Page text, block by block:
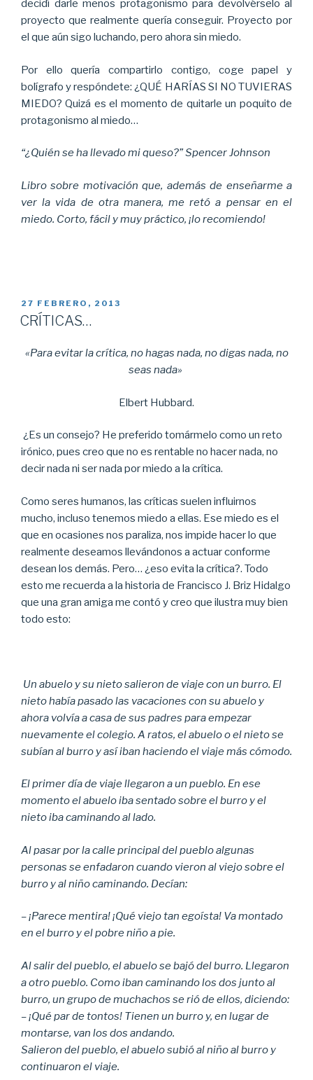
decidí darle menos protagonismo para devolvérselo al
proyecto que realmente quería conseguir. Proyecto por
el que aún sigo luchando, pero ahora sin miedo.
Por ello quería compartirlo contigo, coge papel y
bolígrafo y respóndete: ¿QUÉ HARÍAS SI NO TUVIERAS
MIEDO? Quizá es el momento de quitarle un poquito de
protagonismo al miedo…
“¿Quién se ha llevado mi queso?” Spencer Johnson
Libro sobre motivación que, además de enseñarme a
ver la vida de otra manera, me retó a pensar en el
miedo. Corto, fácil y muy práctico, ¡lo recomiendo!
PUBLICADO
EL
27 FEBRERO, 2013
CRÍTICAS…
«Para evitar la crítica, no hagas nada, no digas nada, no
seas nada»
Elbert Hubbard.
¿Es un consejo? He preferido tomármelo como un reto
irónico, pues creo que no es rentable no hacer nada, no
decir nada ni ser nada por miedo a la crítica.
Como seres humanos, las críticas suelen influirnos
mucho, incluso tenemos miedo a ellas. Ese miedo es el
que en ocasiones nos paraliza, nos impide hacer lo que
realmente deseamos llevándonos a actuar conforme
desean los demás. Pero… ¿eso evita la crítica?. Todo
esto me recuerda a la historia de Francisco J. Briz Hidalgo
que una gran amiga me contó y creo que ilustra muy bien
todo esto:
Un abuelo y su nieto salieron de viaje con un burro. El
nieto había pasado las vacaciones con su abuelo y
ahora volvía a casa de sus padres para empezar
nuevamente el colegio. A ratos, el abuelo o el nieto se
subían al burro y así iban haciendo el viaje más cómodo.
El primer día de viaje llegaron a un pueblo. En ese
momento el abuelo iba sentado sobre el burro y el
nieto iba caminando al lado.
Al pasar por la calle principal del pueblo algunas
personas se enfadaron cuando vieron al viejo sobre el
burro y al niño caminando. Decían:
– ¡Parece mentira! ¡Qué viejo tan egoísta! Va montado
en el burro y el pobre niño a pie.
Al salir del pueblo, el abuelo se bajó del burro. Llegaron
a otro pueblo. Como iban caminando los dos junto al
burro, un grupo de muchachos se rió de ellos, diciendo:
– ¡Qué par de tontos! Tienen un burro y, en lugar de
montarse, van los dos andando.
Salieron del pueblo, el abuelo subió al niño al burro y
continuaron el viaje.